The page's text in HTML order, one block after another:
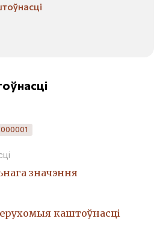
значэння
каштоўнасці